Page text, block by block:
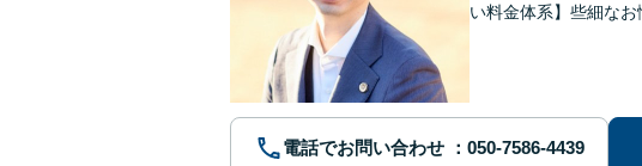
い料金体系】些細なお
電話でお問い合わせ